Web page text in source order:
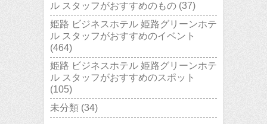
ル スタッフがおすすめのもの (37)
姫路 ビジネスホテル 姫路グリーンホテ
ル スタッフがおすすめのイベント
(464)
姫路 ビジネスホテル 姫路グリーンホテ
ル スタッフがおすすめのスポット
(105)
未分類 (34)